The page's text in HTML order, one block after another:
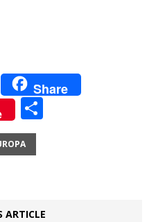
Li
Share
ARTICLE